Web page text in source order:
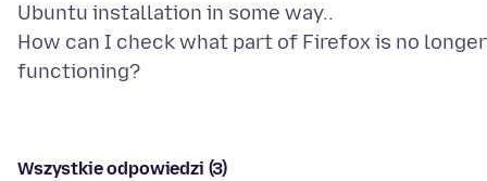
Ubuntu installation in some way..
How can I check what part of Firefox is no longer
Wszystkie odpowiedzi (3)